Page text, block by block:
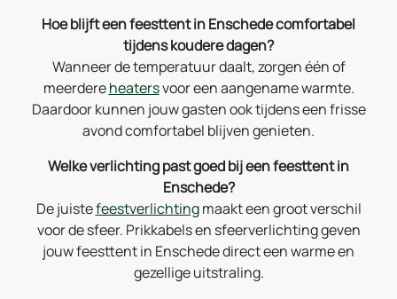
Hoe blijft een feesttent in Enschede comfortabel
tijdens koudere dagen?
Wanneer de temperatuur daalt, zorgen één of
meerdereheatersvoor een aangename warmte.
Daardoor kunnen jouw gasten ook tijdens een frisse
avond comfortabel blijven genieten.
Welke verlichting past goed bij een feesttent in
Enschede?
De juistefeestverlichtingmaakt een groot verschil
voor de sfeer. Prikkabels en sfeerverlichting geven
jouw feesttent in Enschede direct een warme en
gezellige uitstraling.